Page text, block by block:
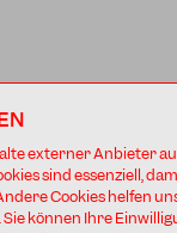
externer Anbieter
sind essenziell,
Cookies helfen
können Ihre